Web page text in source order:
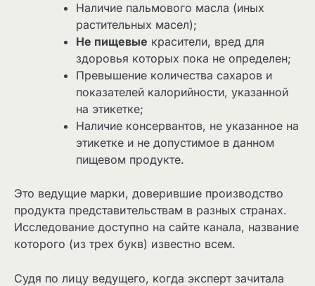
Наличие пальмового масла (иных
растительных масел);
Не пищевые красители, вред для
здоровья которых пока не определен;
Превышение количества сахаров и
показателей калорийности, указанной
на этикетке;
Наличие консервантов, не указанное на
этикетке и не допустимое в данном
пищевом продукте.
Это ведущие марки, доверившие производство
продукта представительствам в разных странах.
Исследование доступно на сайте канала, название
которого (из трех букв) известно всем.
Судя по лицу ведущего, когда эксперт зачитала